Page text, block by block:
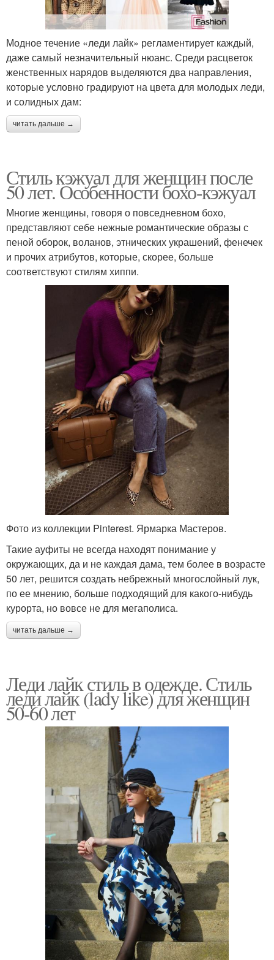
Модное течение «леди лайк» регламентирует каждый,
даже самый незначительный нюанс. Среди расцветок
женственных нарядов выделяются два направления,
которые условно градируют на цвета для молодых леди,
и солидных дам:
читать дальше →
Стиль кэжуал для женщин после
50 лет. Особенности бохо-кэжуал
Многие женщины, говоря о повседневном бохо,
представляют себе нежные романтические образы с
пеной оборок, воланов, этнических украшений, фенечек
и прочих атрибутов, которые, скорее, больше
соответствуют стилям хиппи.
Фото из коллекции Pinterest. Ярмарка Мастеров.
Такие ауфиты не всегда находят понимание у
окружающих, да и не каждая дама, тем более в возрасте
50 лет, решится создать небрежный многослойный лук,
по ее мнению, больше подходящий для какого-нибудь
курорта, но вовсе не для мегаполиса.
читать дальше →
Леди лайк стиль в одежде. Стиль
леди лайк (lady like) для женщин
50-60 лет